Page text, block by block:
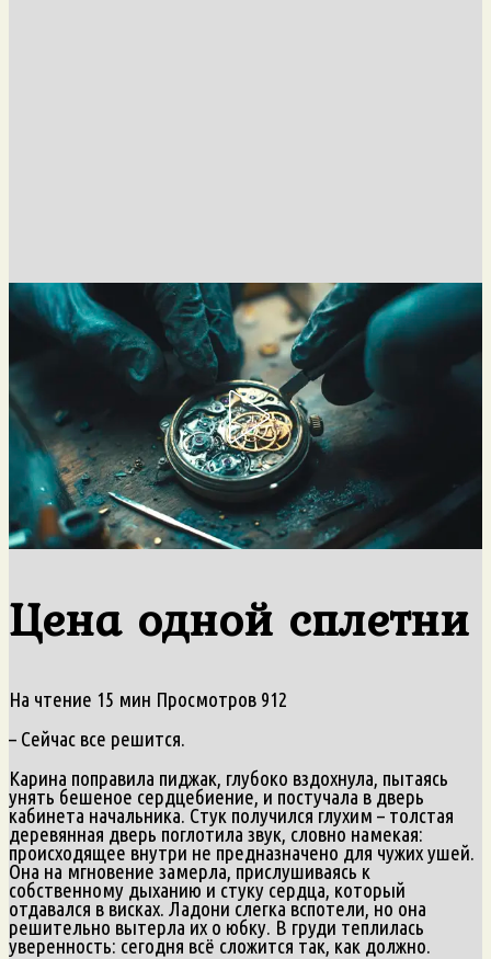
Цена одной сплетни
На чтение 15 мин Просмотров 912
– Сейчас все решится.
Карина поправила пиджак, глубоко вздохнула, пытаясь
унять бешеное сердцебиение, и постучала в дверь
кабинета начальника. Стук получился глухим – толстая
деревянная дверь поглотила звук, словно намекая:
происходящее внутри не предназначено для чужих ушей.
Она на мгновение замерла, прислушиваясь к
собственному дыханию и стуку сердца, который
отдавался в висках. Ладони слегка вспотели, но она
решительно вытерла их о юбку. В груди теплилась
уверенность: сегодня всё сложится так, как должно.